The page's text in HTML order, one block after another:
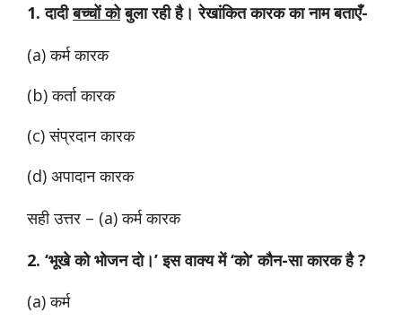
1. दादीबच्चों कोबुला रही है। रेखांकित कारक का नाम बताएँ-
(a) कर्म कारक
(b) कर्ता कारक
(c) संप्रदान कारक
(d) अपादान कारक
सही उत्तर – (a) कर्म कारक
2. ‘भूखे को भोजन दो।’ इस वाक्य में ‘को’ कौन-सा कारक है ?
(a) कर्म